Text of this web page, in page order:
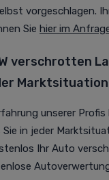
vorgeschlagen.
Sie hier im
verschrotten
Marktsituation
unserer
Sie in jeder
Ihr Auto